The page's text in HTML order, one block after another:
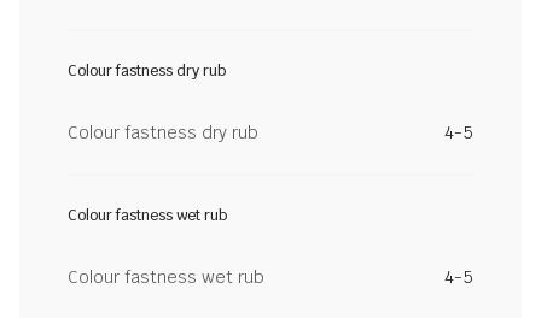
Colour fastness dry rub
Colour fastness dry rub 4-5
Colour fastness wet rub
Colour fastness wet rub 4-5